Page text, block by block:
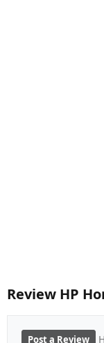
Review HP
Post a Review